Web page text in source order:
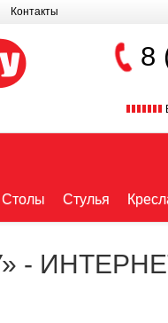
Контакты
8
Столы Стулья
-